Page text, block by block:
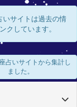
サイトは過去の情
クしています。
占いサイトから集計し
ました。